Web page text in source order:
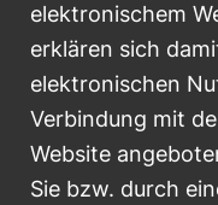
elektronischem
erklären sich
elektronischen
Verbindung mit
Website
Sie bzw. durch